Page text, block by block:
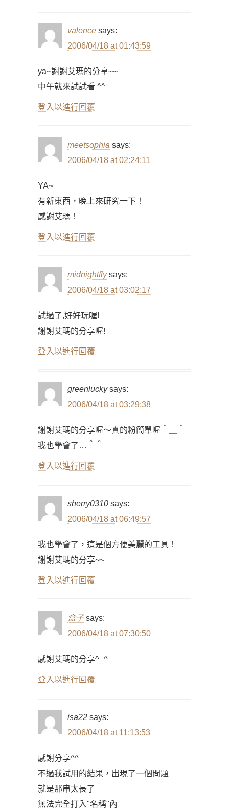
valence says:
2006/04/18 at 01:43:59
ya~謝謝艾瑪的分享~~
中午就來試試看 ^^
登入以進行回覆
meetsophia says:
2006/04/18 at 02:24:11
YA~
有新東西，晚上來研究一下！
感謝艾瑪！
登入以進行回覆
midnightfly says:
2006/04/18 at 03:02:17
試過了,好好玩喔!
謝謝艾瑪的分享喔!
登入以進行回覆
greenlucky says:
2006/04/18 at 03:29:38
謝謝艾瑪的分享喔～真的粉簡單喔＾＿＾
我也學會了…＾＾
登入以進行回覆
sherry0310 says:
2006/04/18 at 06:49:57
我也學會了，這是個方便美麗的工具！
謝謝艾瑪的分享~~
登入以進行回覆
盒子 says:
2006/04/18 at 07:30:50
感謝艾瑪的分享^_^
登入以進行回覆
isa22 says:
2006/04/18 at 11:13:53
感謝分享^^
不過我試用的結果，出現了一個問題
就是那串太長了
無法完全打入"名稱"內